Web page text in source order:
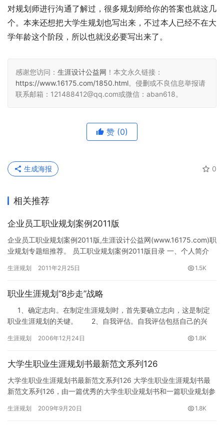
对规划师进行沟通了解过，很多规划师给你的答案也就这几
个。本来还想把大学生规划也写出来，不过本人已经不在大
学年龄这个阶段，所以也就没必要写出来了。
感谢您访问： 生涯设计公益网 ！本文永久链接：
https://www.16175.com/1850.html。侵删或不良信息举报请
联系邮箱：121488412@qq.com或微信：aban618。
赞 (0)
0
生成海报
相关推荐
企业员工职业规划案例2011版
企业员工职业规划案例2011版,生涯设计公益网(www.16175.com)职
业规划专题组推荐。 员工职业规划案例2011版目录 一、个人简介
生涯规划 2011年2月25日 1.5K
职业生涯规划“8步走”战略
1、确定志向。在制定生涯规划时，首先要确立志向，这是制定
职业生涯规划的关键。 2、自我评估。自我评估包括自己的兴
生涯规划 2006年12月24日 1.8K
大学生职业生涯规划书最新范文系列126
大学生职业生涯规划书最新范文系列126 大学生职业生涯规划书最
新范文系列126，由一篇优秀的大学生职业规划书和一篇职业规划参
生涯规划 2009年9月20日 1.8K